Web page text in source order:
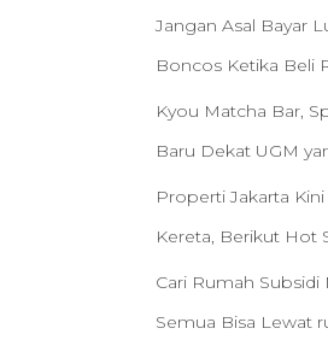
Jangan Asal Bayar
Boncos Ketika Beli
Kyou Matcha Bar,
Baru Dekat UGM
Properti Jakarta
Kereta, Berikut Hot
Cari Rumah
Semua Bisa Lewat